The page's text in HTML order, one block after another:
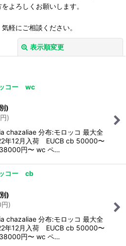
よろしくお願いします。
軽にご相談ください。
表示順変更
コー wc
)
円)
chazaliae 分布:モロッコ 最大全
年12月入荷 EUCB cb 50000〜
円〜 wc ペ…
コー cb
)
円)
chazaliae 分布:モロッコ 最大全
年12月入荷 EUCB cb 50000〜
円〜 wc ペ…